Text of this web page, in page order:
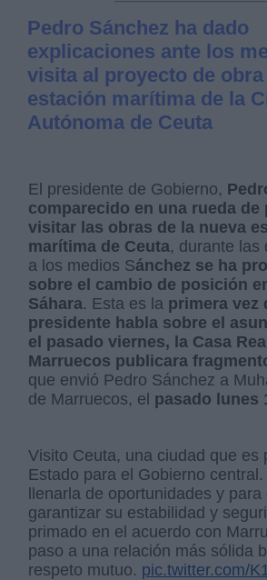
Pedro Sánchez ha dado
explicaciones ante los
visita al proyecto de
estación marítima de la
Autónoma de Ceuta
El presidente de Gobierno,
comparecido en una rueda de
visitar las obras de la nueva
marítima de Ceuta, durante las
a los medios Sánchez se ha
sobre el cambio de posición
Sáhara. Esta es la primera vez
presidente habla sobre el
el pasado viernes, la Casa
Marruecos publicara
que envió Pedro Sánchez a
de Marruecos, el pasado lunes
Visito Ceuta, una ciudad que es
Estado para el Gobierno
llenarla de oportunidades y para
garantizar su estabilidad y
primado en el acuerdo con
paso a una relación más sólida
respeto mutuo. pic.twitter.com/